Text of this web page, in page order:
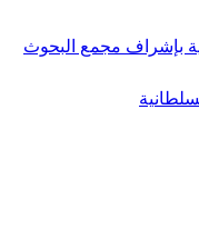
بإشراف مجمع البحوث